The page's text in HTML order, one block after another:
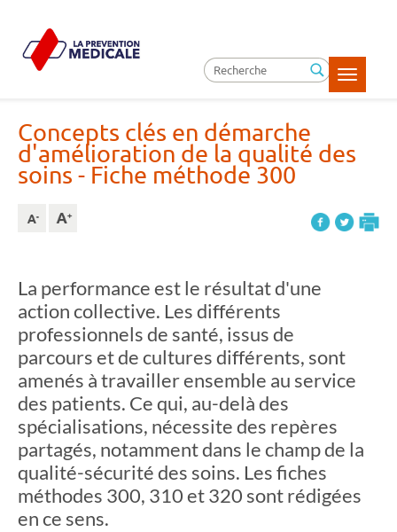
Toggle
Concepts clés en démarche
d'amélioration de la qualité des
soins - Fiche méthode 300
La performance est le résultat d'une
action collective. Les différents
professionnels de santé, issus de
parcours et de cultures différents, sont
amenés à travailler ensemble au service
des patients. Ce qui, au-delà des
spécialisations, nécessite des repères
partagés, notamment dans le champ de la
qualité-sécurité des soins. Les fiches
méthodes 300, 310 et 320 sont rédigées
en ce sens.